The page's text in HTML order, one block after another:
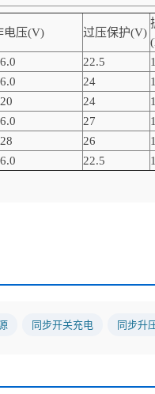
电压(V) 过压保护(V)
22.5
24
24
27
26
22.5
同步开关充电 同步升